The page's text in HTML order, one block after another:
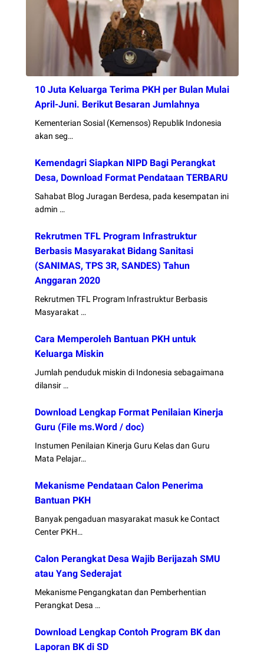
10 Juta Keluarga Terima PKH per Bulan Mulai
April-Juni. Berikut Besaran Jumlahnya
Kementerian Sosial (Kemensos) Republik Indonesia
akan seg…
Kemendagri Siapkan NIPD Bagi Perangkat
Desa, Download Format Pendataan TERBARU
Sahabat Blog Juragan Berdesa, pada kesempatan ini
admin …
Rekrutmen TFL Program Infrastruktur
Berbasis Masyarakat Bidang Sanitasi
(SANIMAS, TPS 3R, SANDES) Tahun
Anggaran 2020
Rekrutmen TFL Program Infrastruktur Berbasis
Masyarakat …
Cara Memperoleh Bantuan PKH untuk
Keluarga Miskin
Jumlah penduduk miskin di Indonesia sebagaimana
dilansir …
Download Lengkap Format Penilaian Kinerja
Guru (File ms.Word / doc)
Instumen Penilaian Kinerja Guru Kelas dan Guru
Mata Pelajar…
Mekanisme Pendataan Calon Penerima
Bantuan PKH
Banyak pengaduan masyarakat masuk ke Contact
Center PKH…
Calon Perangkat Desa Wajib Berijazah SMU
atau Yang Sederajat
Mekanisme Pengangkatan dan Pemberhentian
Perangkat Desa …
Download Lengkap Contoh Program BK dan
Laporan BK di SD